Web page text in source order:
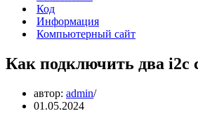
Код
Информация
Компьютерный сайт
Как подключить два i2c
автор: admin
01.05.2024